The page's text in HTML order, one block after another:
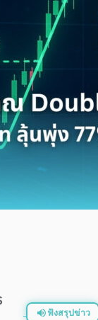
ฟังสรุปข่าว